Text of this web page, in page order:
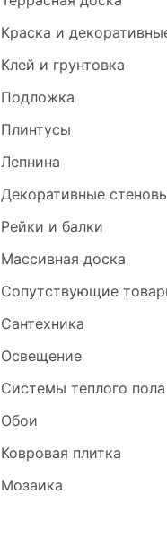
Краска и
Клей и грунтовка
Подложка
Плинтусы
Лепнина
Декоративные
Рейки и балки
Массивная доска
Сопутствующие
Сантехника
Освещение
Системы теплого пола
Обои
Ковровая плитка
Мозаика